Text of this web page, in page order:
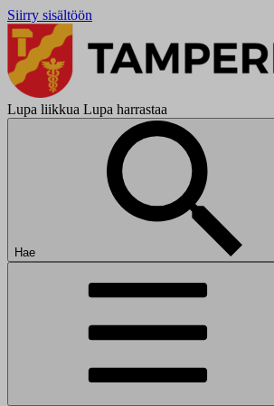
Siirry sisältöön
Lupa liikkua Lupa harrastaa
Hae